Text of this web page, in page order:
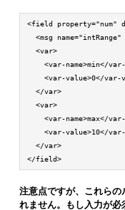
<field property="num"
<msg name="intRange"
  <var>
<var-name>min</
<var-value>0</var-
  </var>
  <var>
<var-name>max</
<var-value>10</
  </var>
</field>
注意点ですが、これら
れません。もし入力が必